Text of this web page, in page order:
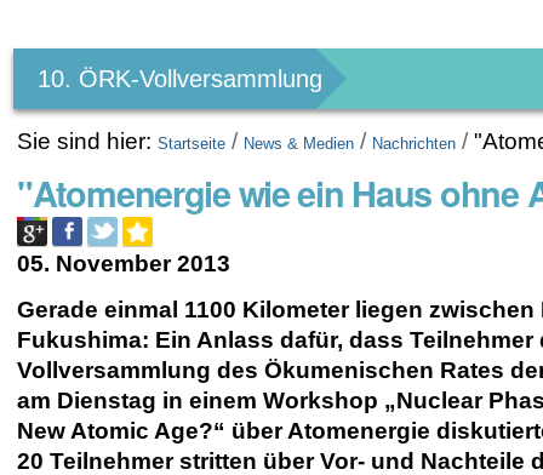
Werkzeuge
10. ÖRK-Vollversammlung
Sie sind hier: Startseite / News & Medien / Nachrichten /
"Atomenergie wie ein Haus ohne
05. November 2013
Gerade einmal 1100 Kilometer liegen
Fukushima: Ein Anlass dafür, dass Teilnehmer
Vollversammlung des Ökumenischen Rates
am Dienstag in einem Workshop „Nuclear
New Atomic Age?“ über Atomenergie
20 Teilnehmer stritten über Vor- und Nachteile